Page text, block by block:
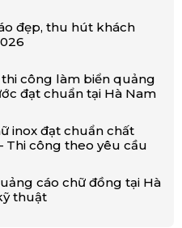
đẹp, thu hút khách
thi công làm biển quảng
đạt chuẩn tại Hà Nam
inox đạt chuẩn chất
Thi công theo yêu cầu
cáo chữ đồng tại Hà
thuật